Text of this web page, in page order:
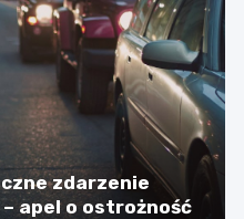
zdarzenie
apel o ostrożność